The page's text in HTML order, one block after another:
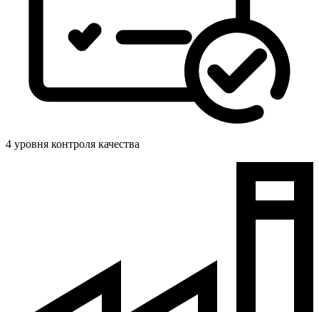
4 уровня контроля качества